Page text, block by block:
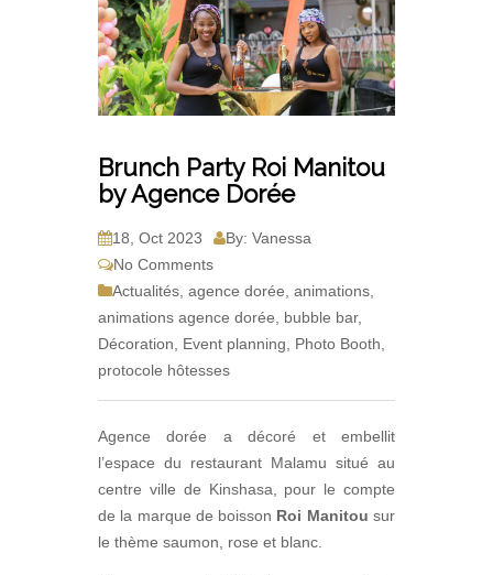
Brunch Party Roi Manitou
by Agence Dorée
18, Oct 2023
By: Vanessa
No Comments
Actualités agence dorée animations
animations agence dorée
bubble bar,
Décoration
Event planning Photo Booth
protocole hôtesses
Agence dorée a décoré et embellit
l’espace du restaurant Malamu situé au
centre ville de Kinshasa, pour le compte
de la marque de boisson Roi Manitousur
le thème saumon, rose et blanc.